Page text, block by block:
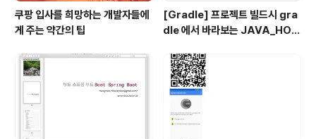
쿠팡 입사를 희망하는 개발자들에
게 주는 약간의 팁
[Gradle] 프로젝트 빌드시 gra
dle 에서 바라보는 JAVA_HOM